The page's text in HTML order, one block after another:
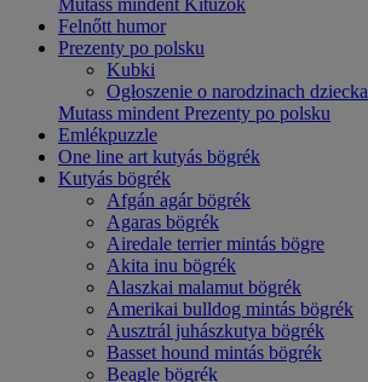
Mutass mindent Kitűzők
Felnőtt humor
Prezenty po polsku
Kubki
Ogłoszenie o narodzinach dziecka
Mutass mindent Prezenty po polsku
Emlékpuzzle
One line art kutyás bögrék
Kutyás bögrék
Afgán agár bögrék
Agaras bögrék
Airedale terrier mintás bögre
Akita inu bögrék
Alaszkai malamut bögrék
Amerikai bulldog mintás bögrék
Ausztrál juhászkutya bögrék
Basset hound mintás bögrék
Beagle bögrék